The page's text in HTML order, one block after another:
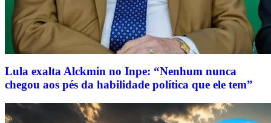
Lula exalta Alckmin no Inpe: “Nenhum nunca
chegou aos pés da habilidade política que ele tem”